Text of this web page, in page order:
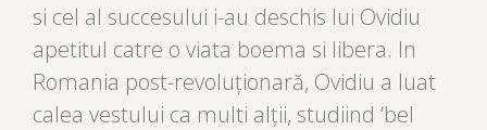
si cel al succesului i-au deschis lui Ovidiu
apetitul catre o viata boema si libera. In
Romania post-revoluționară, Ovidiu a luat
calea vestului ca multi alții, studiind ‘bel